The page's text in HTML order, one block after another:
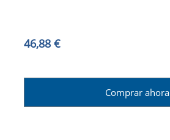
46,88 €
Comprar ahora